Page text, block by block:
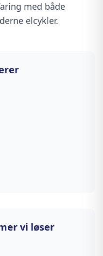
med både
elcykler.
vi løser